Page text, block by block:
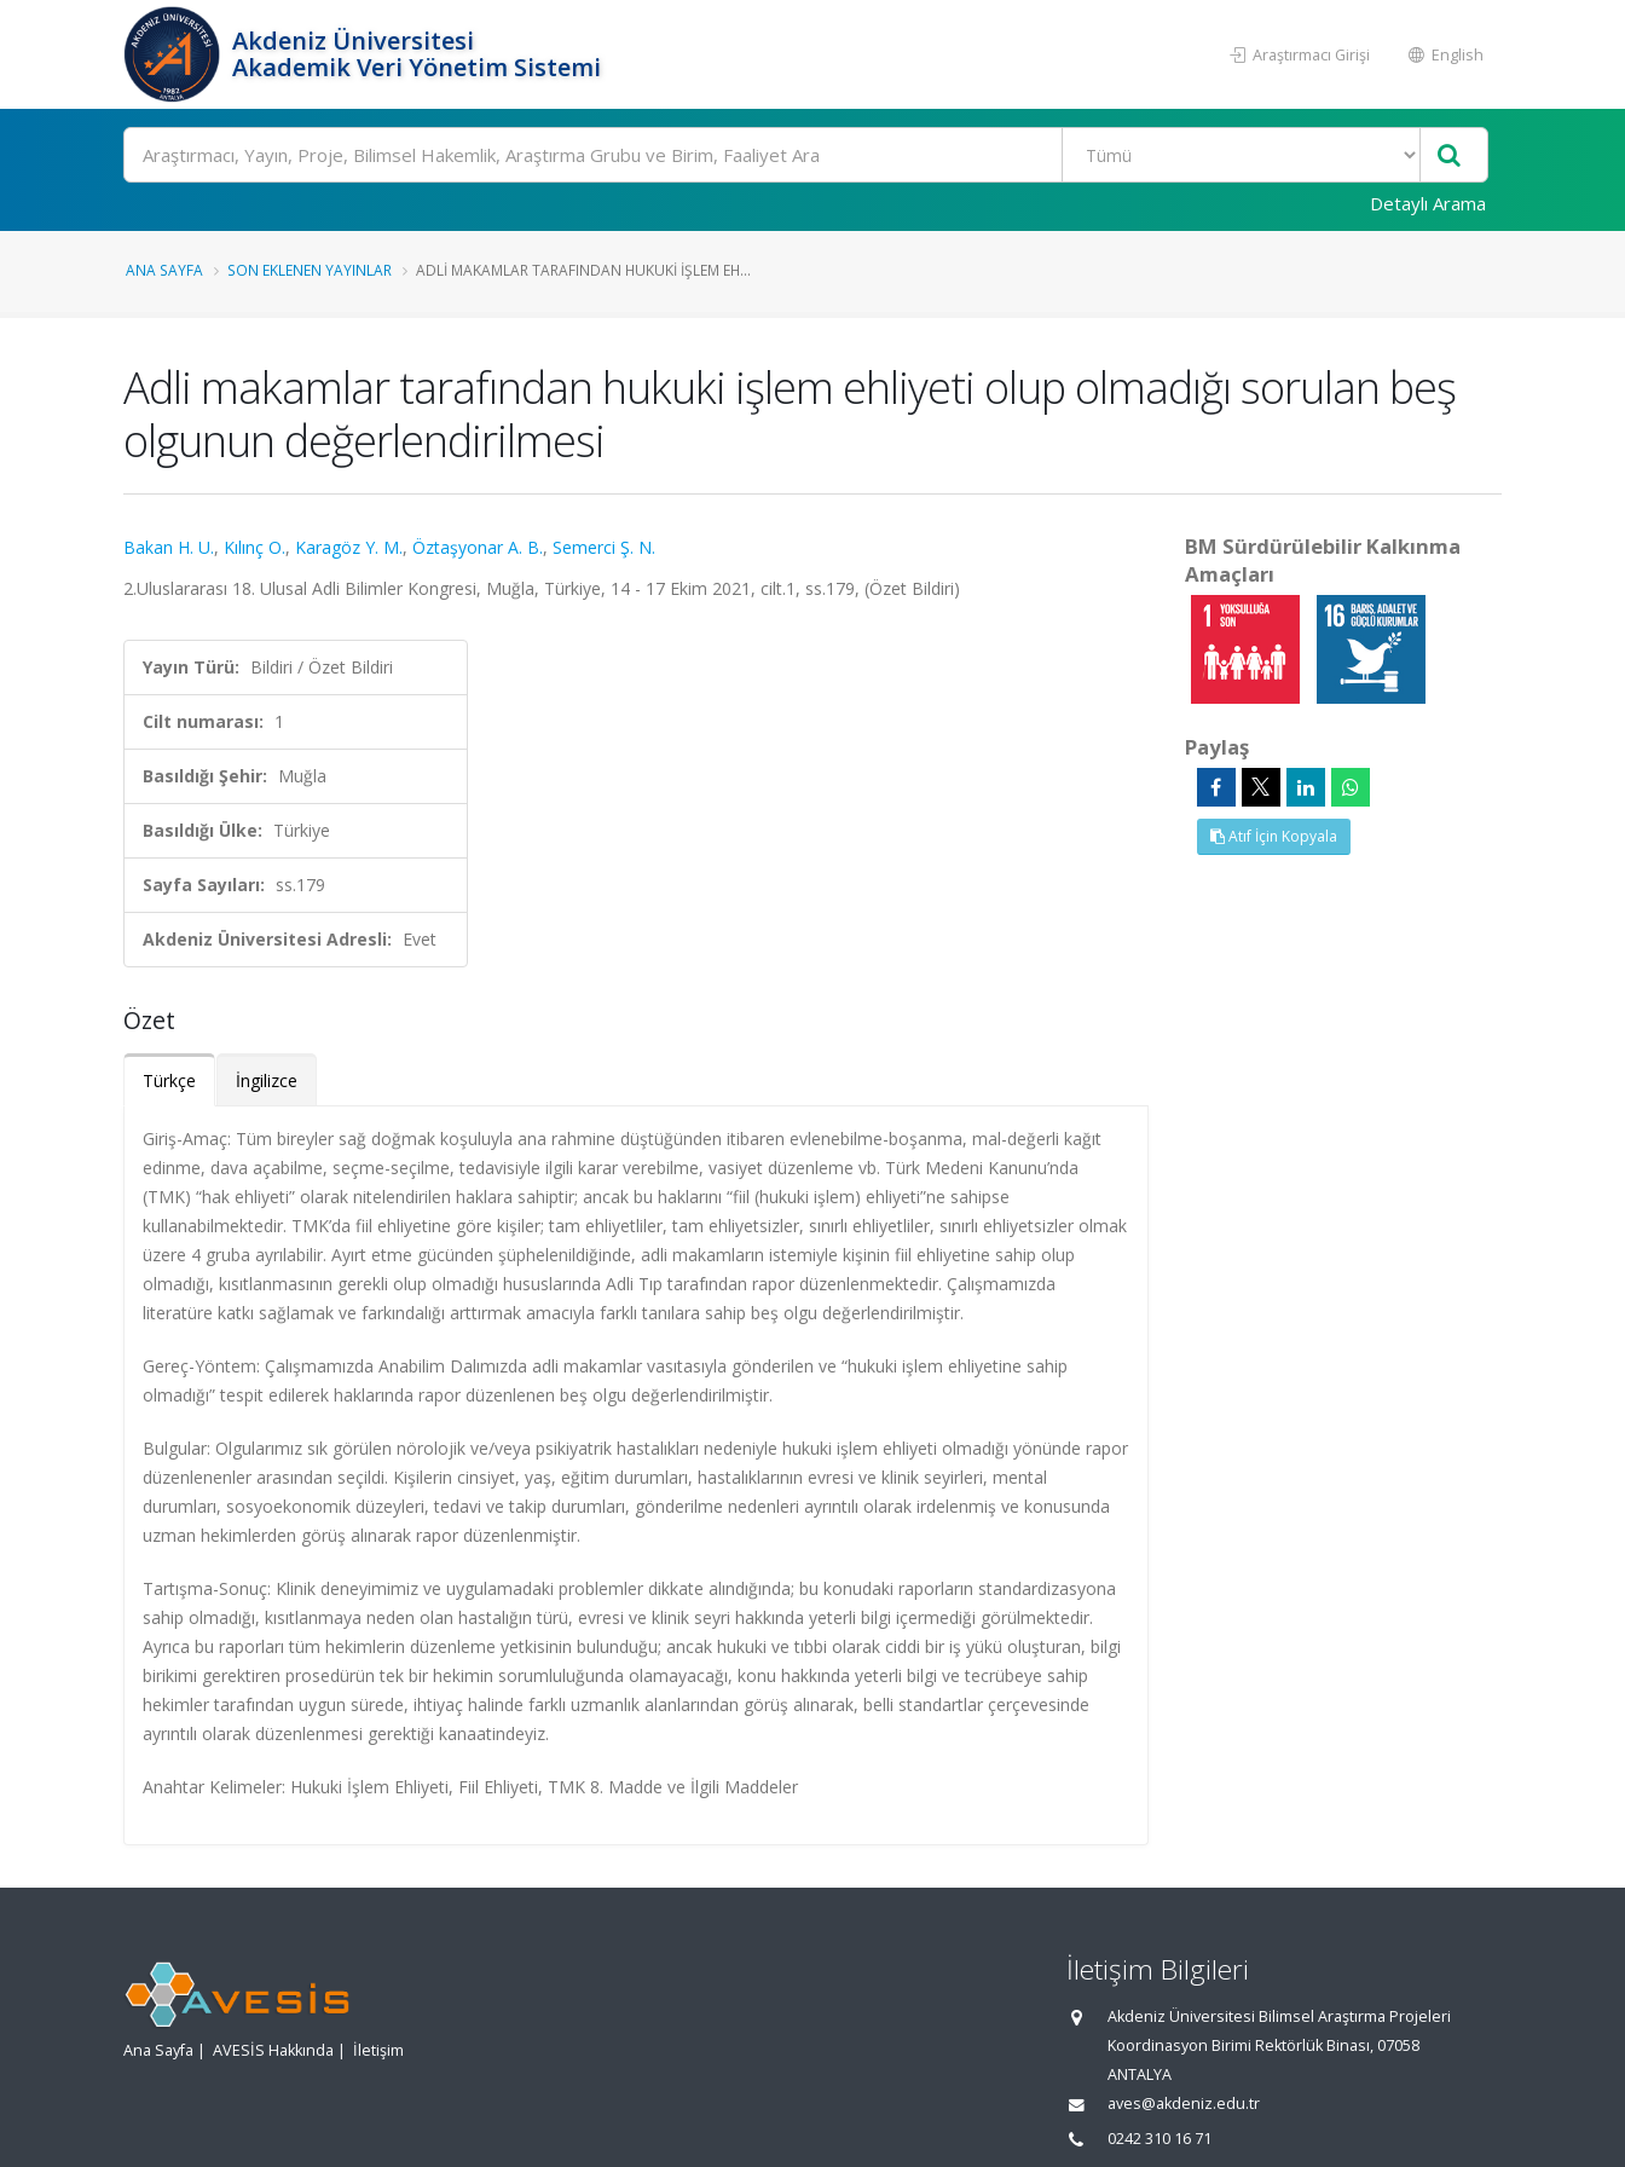
Akdeniz Üniversitesi
Akademik Veri Yönetim Sistemi
Araştırmacı Girişi English
Ara
Detaylı Arama
ANA SAYFA SON EKLENEN YAYINLAR ADLI MAKAMLAR TARAFINDAN HUKUKI IŞLEM EH...
Adli makamlar tarafından hukuki işlem ehliyeti olup olmadığı sorulan beş
olgunun değerlendirilmesi
Bakan H. U., Kılınç O., Karagöz Y. M., Öztaşyonar A. B., Semerci Ş. N.
2.Uluslararası 18. Ulusal Adli Bilimler Kongresi, Muğla, Türkiye, 14 - 17 Ekim 2021, cilt.1, ss.179, (Özet Bildiri)
Yayın Türü: Bildiri / Özet Bildiri
Cilt numarası: 1
Basıldığı Şehir: Muğla
Basıldığı Ülke: Türkiye
Sayfa Sayıları: ss.179
Akdeniz Üniversitesi Adresli: Evet
Özet
Türkçe İngilizce
Giriş-Amaç: Tüm bireyler sağ doğmak koşuluyla ana rahmine düştüğünden itibaren evlenebilme-boşanma, mal-değerli kağıt
edinme, dava açabilme, seçme-seçilme, tedavisiyle ilgili karar verebilme, vasiyet düzenleme vb. Türk Medeni Kanunu’nda
(TMK) “hak ehliyeti” olarak nitelendirilen haklara sahiptir; ancak bu haklarını “fiil (hukuki işlem) ehliyeti”ne sahipse
kullanabilmektedir. TMK’da fiil ehliyetine göre kişiler; tam ehliyetliler, tam ehliyetsizler, sınırlı ehliyetliler, sınırlı ehliyetsizler olmak
üzere 4 gruba ayrılabilir. Ayırt etme gücünden şüphelenildiğinde, adli makamların istemiyle kişinin fiil ehliyetine sahip olup
olmadığı, kısıtlanmasının gerekli olup olmadığı hususlarında Adli Tıp tarafından rapor düzenlenmektedir. Çalışmamızda
literatüre katkı sağlamak ve farkındalığı arttırmak amacıyla farklı tanılara sahip beş olgu değerlendirilmiştir.
Gereç-Yöntem: Çalışmamızda Anabilim Dalımızda adli makamlar vasıtasıyla gönderilen ve “hukuki işlem ehliyetine sahip
olmadığı” tespit edilerek haklarında rapor düzenlenen beş olgu değerlendirilmiştir.
Bulgular: Olgularımız sık görülen nörolojik ve/veya psikiyatrik hastalıkları nedeniyle hukuki işlem ehliyeti olmadığı yönünde rapor
düzenlenenler arasından seçildi. Kişilerin cinsiyet, yaş, eğitim durumları, hastalıklarının evresi ve klinik seyirleri, mental
durumları, sosyoekonomik düzeyleri, tedavi ve takip durumları, gönderilme nedenleri ayrıntılı olarak irdelenmiş ve konusunda
uzman hekimlerden görüş alınarak rapor düzenlenmiştir.
Tartışma-Sonuç: Klinik deneyimimiz ve uygulamadaki problemler dikkate alındığında; bu konudaki raporların standardizasyona
sahip olmadığı, kısıtlanmaya neden olan hastalığın türü, evresi ve klinik seyri hakkında yeterli bilgi içermediği görülmektedir.
Ayrıca bu raporları tüm hekimlerin düzenleme yetkisinin bulunduğu; ancak hukuki ve tıbbi olarak ciddi bir iş yükü oluşturan, bilgi
birikimi gerektiren prosedürün tek bir hekimin sorumluluğunda olamayacağı, konu hakkında yeterli bilgi ve tecrübeye sahip
hekimler tarafından uygun sürede, ihtiyaç halinde farklı uzmanlık alanlarından görüş alınarak, belli standartlar çerçevesinde
ayrıntılı olarak düzenlenmesi gerektiği kanaatindeyiz.
Anahtar Kelimeler: Hukuki İşlem Ehliyeti, Fiil Ehliyeti, TMK 8. Madde ve İlgili Maddeler
BM Sürdürülebilir Kalkınma
Amaçları
Paylaş
Atıf İçin Kopyala
Ana Sayfa | AVESİS Hakkında | İletişim
İletişim Bilgileri
Akdeniz Üniversitesi Bilimsel Araştırma Projeleri
Koordinasyon Birimi Rektörlük Binası, 07058
ANTALYA
aves@akdeniz.edu.tr
0242 310 16 71